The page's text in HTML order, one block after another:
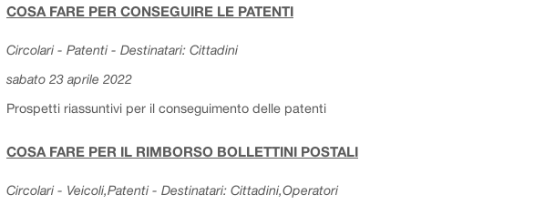
COSA FARE PER CONSEGUIRE LE PATENTI
Circolari - Patenti - Destinatari: Cittadini
sabato 23 aprile 2022
Prospetti riassuntivi per il conseguimento delle patenti
COSA FARE PER IL RIMBORSO BOLLETTINI POSTALI
Circolari - Veicoli,Patenti - Destinatari: Cittadini,Operatori